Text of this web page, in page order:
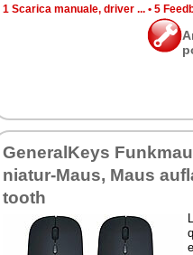
1 Sca­ri­ca ma­nua­le, dri­ver ... • 5
Ge­ne­ral­Keys
nia­tur-Maus, Maus
too­th